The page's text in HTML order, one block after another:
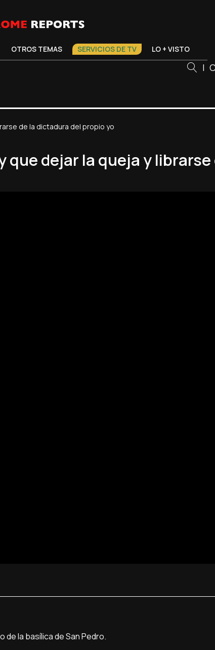
OTROS TEMAS SERVICIOS DE TV LO + VISTO
|
de la dictadura del propio yo
que dejar la queja y
de la basílica de San Pedro.